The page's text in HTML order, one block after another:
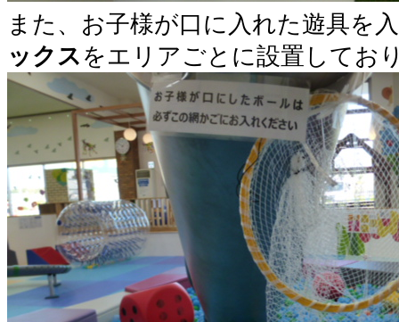
また、お子様が口に入れた遊具を
ックス をエリアごとに設置してお